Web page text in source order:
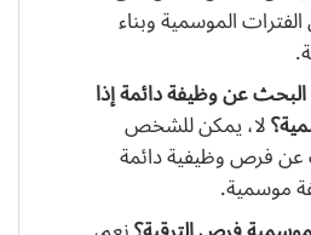
الموسمية وبناء
عن وظيفة دائمة إذا
لا، يمكن للشخص
عن فرص وظيفية دائمة
موسمية.